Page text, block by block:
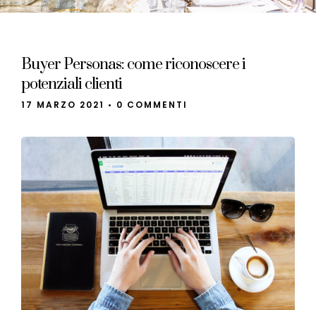
Buyer Personas: come riconoscere i
potenziali clienti
17 MARZO 2021 • 0 COMMENTI